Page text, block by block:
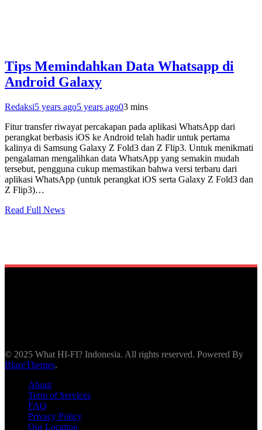
Tips Memindahkan Data Whatsapp di
Android Galaxy
Redaksi5 years ago5 years ago03 mins
Fitur transfer riwayat percakapan pada aplikasi WhatsApp dari
perangkat berbasis iOS ke Android telah hadir untuk pertama
kalinya di Samsung Galaxy Z Fold3 dan Z Flip3. Untuk menikmati
pengalaman mengalihkan data WhatsApp yang semakin mudah
tersebut, pengguna cukup memastikan bahwa versi terbaru dari
aplikasi WhatsApp (untuk perangkat iOS serta Galaxy Z Fold3 dan
Z Flip3)…
Read Full News
© 2025 What HI-FI? Indonesia. All rights reserved. Powered By
BlazeThemes.
About
Term of Services
FAQ
Privacy Policy
Our Location